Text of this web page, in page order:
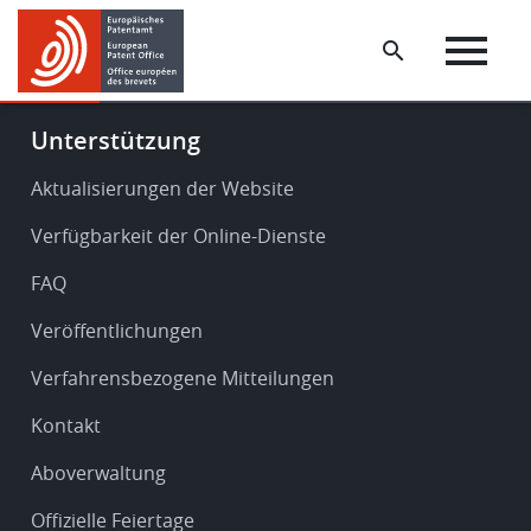
Skip
main
content
Skip
footer
Footer
Service
support
Unterstützung
Aktualisierungen der Website
Verfügbarkeit der Online-Dienste
FAQ
Veröffentlichungen
Verfahrensbezogene Mitteilungen
Kontakt
Aboverwaltung
Offizielle Feiertage